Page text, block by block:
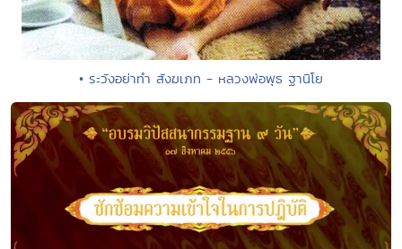
• ระวังอย่าทำ สังฆเภท - หลวงพ่อพุธ ฐานิโย